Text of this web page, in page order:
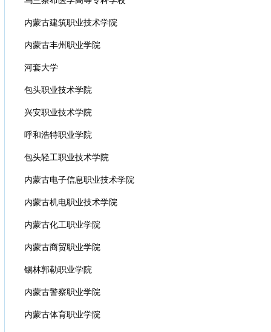
内蒙古建筑职业技术学院
内蒙古丰州职业学院
河套大学
包头职业技术学院
兴安职业技术学院
呼和浩特职业学院
包头轻工职业技术学院
内蒙古电子信息职业技术学院
内蒙古机电职业技术学院
内蒙古化工职业学院
内蒙古商贸职业学院
锡林郭勒职业学院
内蒙古警察职业学院
内蒙古体育职业学院